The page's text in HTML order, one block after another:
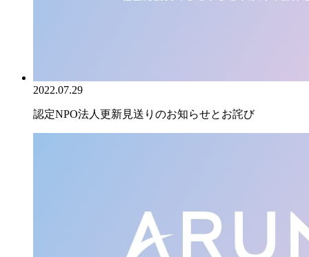
2022.07.29
認定NPO法人更新見送りのお知らせとお詫び